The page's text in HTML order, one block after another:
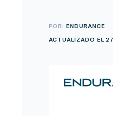
POR:ENDURANCE
ACTUALIZADO EL